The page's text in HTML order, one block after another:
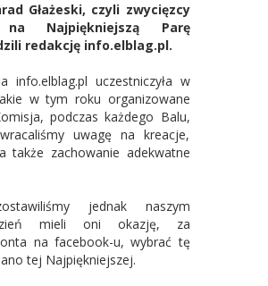
Głażeski, czyli zwycięzcy
Najpiękniejszą Parę
redakcję info.elblag.pl.
info.elblag.pl uczestniczyła w
w tym roku organizowane
podczas każdego Balu,
uwagę na kreacje,
także zachowanie adekwatne
jednak naszym
mieli oni okazję, za
na facebook-u, wybrać tę
tej Najpiękniejszej.